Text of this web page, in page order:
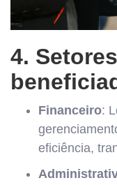
4.
Financeiro:
eficiência,